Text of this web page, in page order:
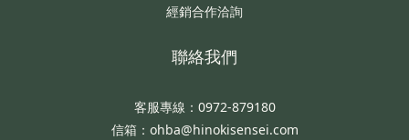
經銷合作洽詢
聯絡我們
客服專線：0972-879180
信箱：ohba@hinokisensei.com